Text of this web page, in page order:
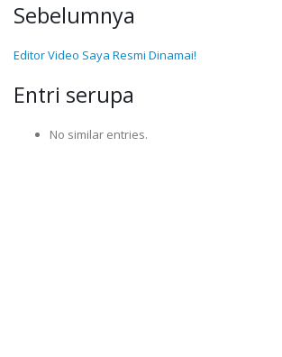
Sebelumnya
Editor Video Saya Resmi Dinamai!
Entri serupa
No similar entries.